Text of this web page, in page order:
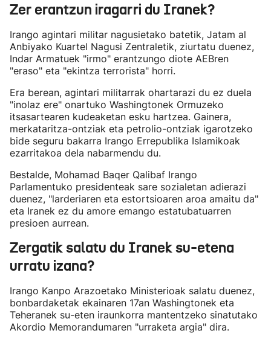
Zer erantzun iragarri du Iranek?
Irango agintari militar nagusietako batetik, Jatam al
Anbiyako Kuartel Nagusi Zentraletik, ziurtatu duenez,
Indar Armatuek "irmo" erantzungo diote AEBren
"eraso" eta "ekintza terrorista" horri.
Era berean, agintari militarrak ohartarazi du ez duela
"inolaz ere" onartuko Washingtonek Ormuzeko
itsasartearen kudeaketan esku hartzea. Gainera,
merkataritza-ontziak eta petrolio-ontziak igarotzeko
bide seguru bakarra Irango Errepublika Islamikoak
ezarritakoa dela nabarmendu du.
Bestalde, Mohamad Baqer Qalibaf Irango
Parlamentuko presidenteak sare sozialetan adierazi
duenez, "larderiaren eta estortsioaren aroa amaitu da"
eta Iranek ez du amore emango estatubatuarren
presioen aurrean.
Zergatik salatu du Iranek su-etena
urratu izana?
Irango Kanpo Arazoetako Ministerioak salatu duenez,
bonbardaketak ekainaren 17an Washingtonek eta
Teheranek su-eten iraunkorra mantentzeko sinatutako
Akordio Memorandumaren "urraketa argia" dira.